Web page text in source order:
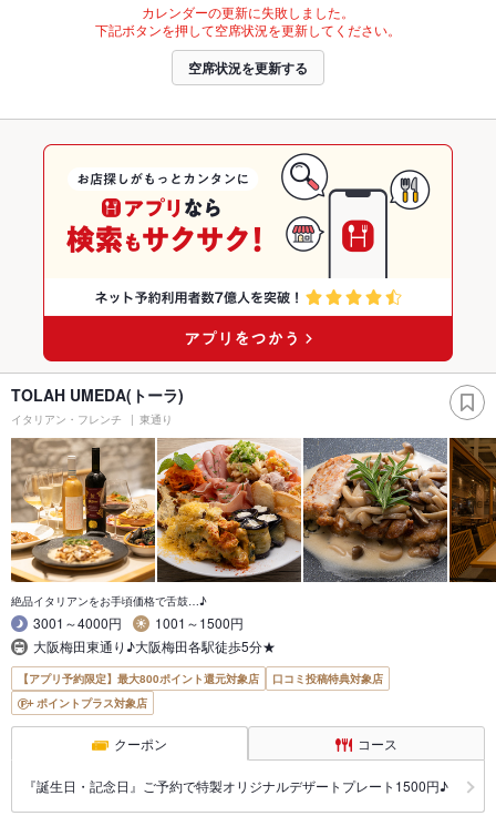
カレンダーの更新に失敗しました。
下記ボタンを押して空席状況を更新してください。
空席状況を更新する
TOLAH UMEDA(トーラ)
イタリアン・フレンチ 東通り
絶品イタリアンをお手頃価格で舌鼓…♪
3001～4000円
1001～1500円
大阪梅田東通り♪大阪梅田各駅徒歩5分★
【アプリ予約限定】最大800ポイント還元対象店
口コミ投稿特典対象店
ポイントプラス対象店
クーポン コース
『誕生日・記念日』ご予約で特製オリジナルデザートプレート1500円♪